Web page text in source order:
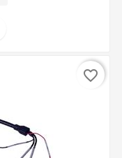
favorite_border